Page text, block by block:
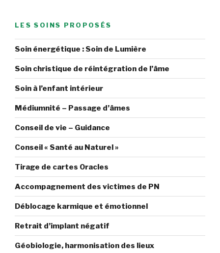
l’Archange
LES SOINS PROPOSÉS
Soin énergétique : Soin de Lumière
Soin christique de réintégration de l’âme
Soin à l’enfant intérieur
Médiumnité – Passage d’âmes
Conseil de vie – Guidance
Conseil « Santé au Naturel »
Tirage de cartes Oracles
Accompagnement des victimes de PN
Déblocage karmique et émotionnel
Retrait d’implant négatif
Géobiologie, harmonisation des lieux